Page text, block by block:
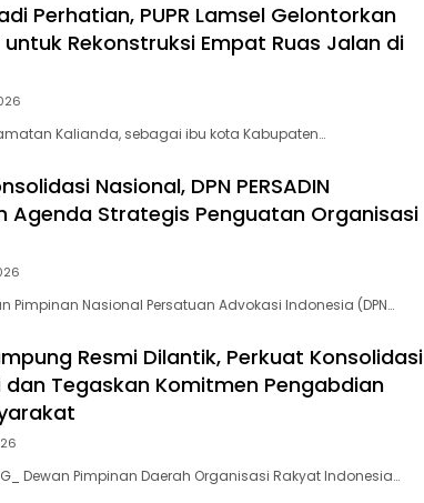
Perhatian, PUPR Lamsel Gelontorkan
untuk Rekonstruksi Empat Ruas Jalan di
Kalianda, sebagai ibu kota Kabupaten…
Nasional, DPN PERSADIN
Agenda Strategis Penguatan Organisasi
Pimpinan Nasional Persatuan Advokasi Indonesia (DPN…
Resmi Dilantik, Perkuat Konsolidasi
dan Tegaskan Komitmen Pengabdian
Dewan Pimpinan Daerah Organisasi Rakyat Indonesia…